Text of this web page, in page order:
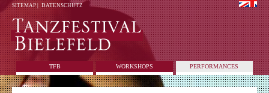
SITEMAP| DATENSCHUTZ
TFB WORKSHOPS PERFORMANCES